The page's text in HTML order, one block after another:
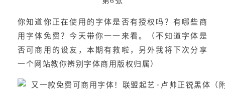
你知道你正在使用的字体是否有授权吗？有哪些商
用字体免费？今天带你一一来看。（不知道字体是
否可商用的设友，本期有救啦，另外我将下次分享
一个网站教你辨别字体商用版权归属）